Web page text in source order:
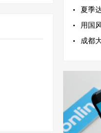
夏季
用国
成都